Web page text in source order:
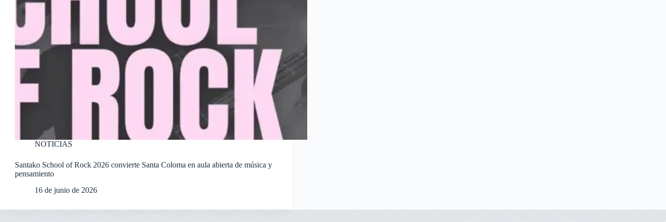
NOTICIAS
Santako School of Rock 2026 convierte Santa Coloma en aula abierta de música y
pensamiento
16 de junio de 2026